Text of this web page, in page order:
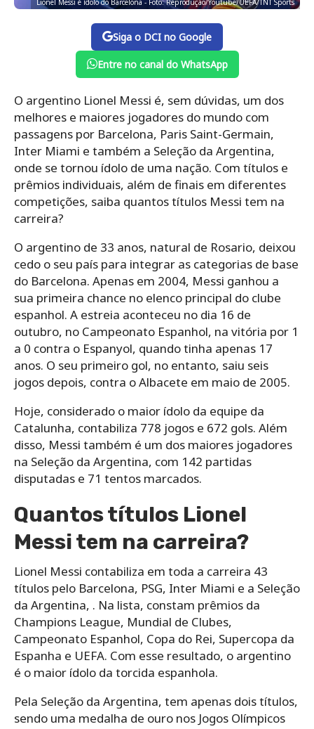
Lionel Messi é ídolo do Barcelona - Foto: Reprodução/Youtube/UEFA/TNT Sports
Siga o DCI no Google
Entre no canal do WhatsApp
O argentino Lionel Messi é, sem dúvidas, um dos
melhores e maiores jogadores do mundo com
passagens por Barcelona, Paris Saint-Germain,
Inter Miami e também a Seleção da Argentina,
onde se tornou ídolo de uma nação. Com títulos e
prêmios individuais, além de finais em diferentes
competições, saiba quantos títulos Messi tem na
carreira?
O argentino de 33 anos, natural de Rosario, deixou
cedo o seu país para integrar as categorias de base
do Barcelona. Apenas em 2004, Messi ganhou a
sua primeira chance no elenco principal do clube
espanhol. A estreia aconteceu no dia 16 de
outubro, no Campeonato Espanhol, na vitória por 1
a 0 contra o Espanyol, quando tinha apenas 17
anos. O seu primeiro gol, no entanto, saiu seis
jogos depois, contra o Albacete em maio de 2005.
Hoje, considerado o maior ídolo da equipe da
Catalunha, contabiliza 778 jogos e 672 gols. Além
disso, Messi também é um dos maiores jogadores
na Seleção da Argentina, com 142 partidas
disputadas e 71 tentos marcados.
Quantos títulos Lionel
Messi tem na carreira?
Lionel Messi contabiliza em toda a carreira 43
títulos pelo Barcelona, PSG, Inter Miami e a Seleção
da Argentina, . Na lista, constam prêmios da
Champions League, Mundial de Clubes,
Campeonato Espanhol, Copa do Rei, Supercopa da
Espanha e UEFA. Com esse resultado, o argentino
é o maior ídolo da torcida espanhola.
Pela Seleção da Argentina, tem apenas dois títulos,
sendo uma medalha de ouro nos Jogos Olímpicos